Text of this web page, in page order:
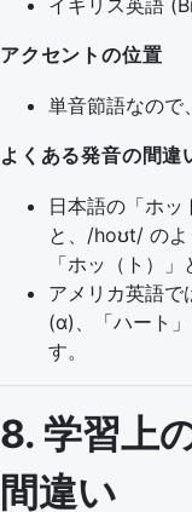
イギリス英語
アクセントの位置
単音節語なので
よくある発音の間違
日本語の「ホッ
と、/hoʊt/ のよ
「ホッ（ト）
アメリカ英語で
(ɑ)、「ハート
す。
8. 学習上
間違い